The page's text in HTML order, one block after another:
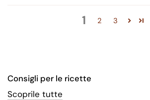
1 2 3
Consigli per le ricette
Scoprile tutte